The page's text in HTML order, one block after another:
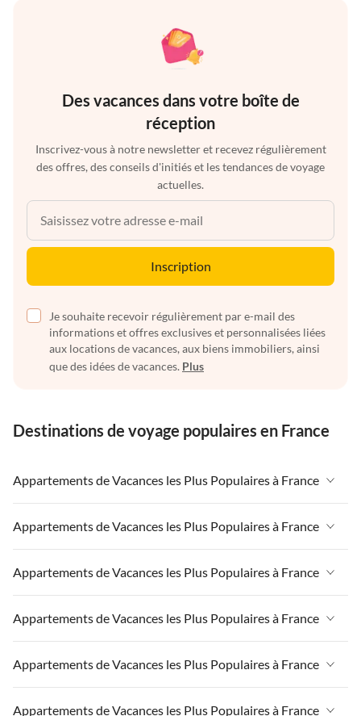
Des vacances dans votre boîte de
réception
Inscrivez-vous à notre newsletter et recevez régulièrement
des offres, des conseils d'initiés et les tendances de voyage
actuelles.
Inscription
Je souhaite recevoir régulièrement par e-mail des
informations et offres exclusives et personnalisées liées
aux locations de vacances, aux biens immobiliers, ainsi
que des idées de vacances. Plus
Destinations de voyage populaires en France
Appartements de Vacances les Plus Populaires à France
Appartements de Vacances à France
Appartements de Vacances à Paris-Ile de France
Appartements de Vacances à Paris
Appartements de Vacances à Côte atlantique
Appartements de Vacances à la Normandie
Appartements de Vacances les Plus Populaires à France
Appartements de Vacances à France
Appartements de Vacances à Paris-Ile de France
Appartements de Vacances à Paris
Appartements de Vacances à Côte atlantique
Appartements de Vacances les Plus Populaires à France
Appartements de Vacances à France
Appartements de Vacances à Paris-Ile de France
Appartements de Vacances à Paris
Appartements de Vacances les Plus Populaires à France
Appartements de Vacances à France
Appartements de Vacances à Paris-Ile de France
Appartements de Vacances les Plus Populaires à France
Appartements de Vacances à France
Appartements de Vacances les Plus Populaires à France